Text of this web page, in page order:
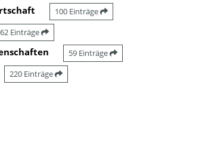
100 Einträge
Einträge
59 Einträge
220 Einträge